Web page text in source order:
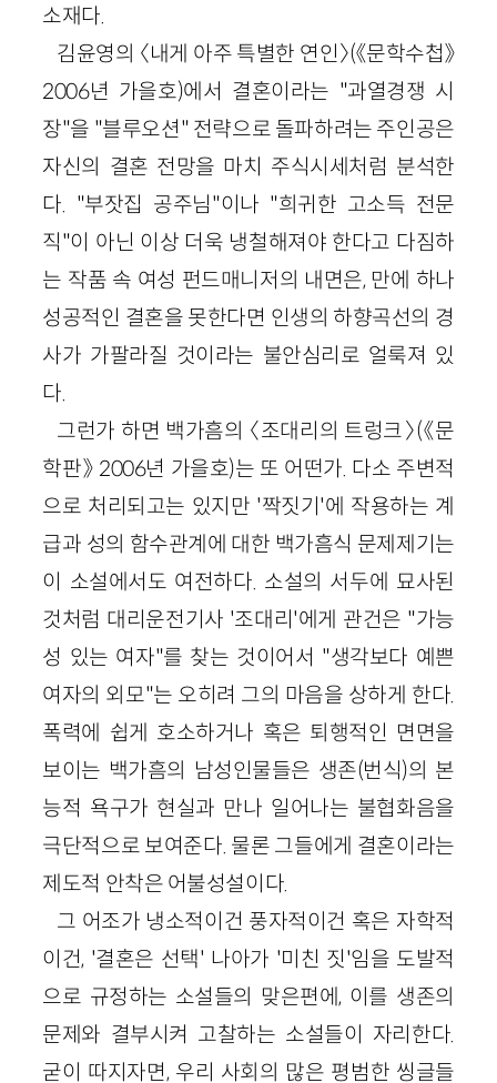
소재다.
김윤영의 〈내게 아주 특별한 연인〉(《문학수첩》
2006년 가을호)에서 결혼이라는 "과열경쟁 시
장"을 "블루오션" 전략으로 돌파하려는 주인공은
자신의 결혼 전망을 마치 주식시세처럼 분석한
다. "부잣집 공주님"이나 "희귀한 고소득 전문
직"이 아닌 이상 더욱 냉철해져야 한다고 다짐하
는 작품 속 여성 펀드매니저의 내면은, 만에 하나
성공적인 결혼을 못한다면 인생의 하향곡선의 경
사가 가팔라질 것이라는 불안심리로 얼룩져 있
다.
그런가 하면 백가흠의 〈조대리의 트렁크〉(《문
학판》 2006년 가을호)는 또 어떤가. 다소 주변적
으로 처리되고는 있지만 '짝짓기'에 작용하는 계
급과 성의 함수관계에 대한 백가흠식 문제제기는
이 소설에서도 여전하다. 소설의 서두에 묘사된
것처럼 대리운전기사 '조대리'에게 관건은 "가능
성 있는 여자"를 찾는 것이어서 "생각보다 예쁜
여자의 외모"는 오히려 그의 마음을 상하게 한다.
폭력에 쉽게 호소하거나 혹은 퇴행적인 면면을
보이는 백가흠의 남성인물들은 생존(번식)의 본
능적 욕구가 현실과 만나 일어나는 불협화음을
극단적으로 보여준다. 물론 그들에게 결혼이라는
제도적 안착은 어불성설이다.
그 어조가 냉소적이건 풍자적이건 혹은 자학적
이건, '결혼은 선택' 나아가 '미친 짓'임을 도발적
으로 규정하는 소설들의 맞은편에, 이를 생존의
문제와 결부시켜 고찰하는 소설들이 자리한다.
굳이 따지자면, 우리 사회의 많은 평범한 씽글들